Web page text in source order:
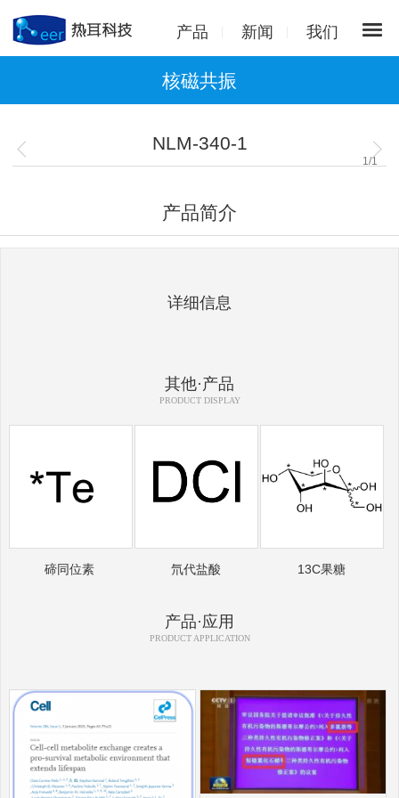
产品 新闻 我们
核磁共振
NLM-340-1
1 /1
产品简介
详细信息
其他·产品
PRODUCT DISPLAY
碲同位素 氘代盐酸 13C果糖
产品·应用
PRODUCT APPLICATION